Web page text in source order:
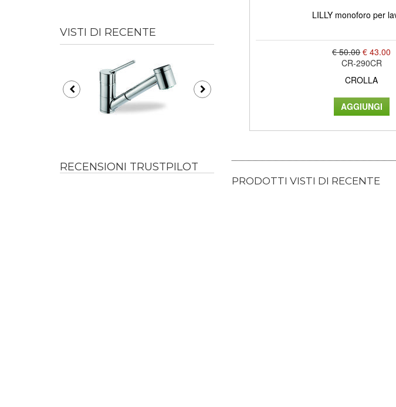
VISTI DI RECENTE
RECENSIONI TRUSTPILOT
LILLY monoforo per
€ 50.00 € 43.00
CR-290CR
CROLLA
PRODOTTI VISTI DI RECENTE